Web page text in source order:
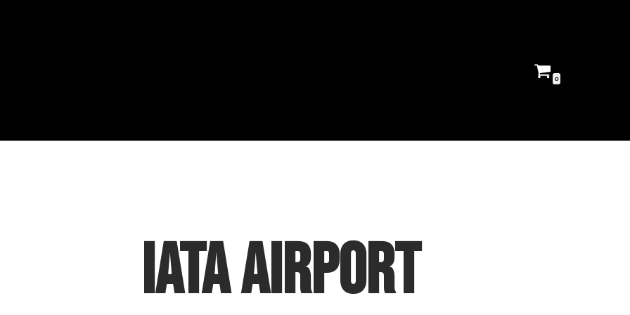
0
IATA Airport